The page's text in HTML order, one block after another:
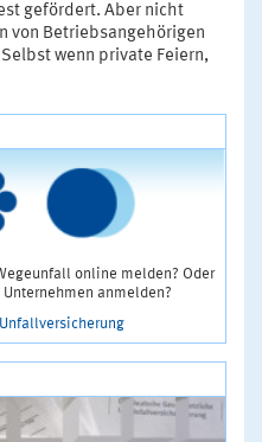
gefördert. Aber nicht
von Betriebsangehörigen
wenn private Feiern,
online melden? Oder
anmelden?